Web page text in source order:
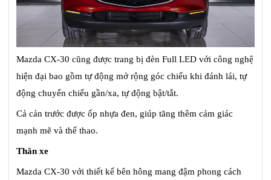
Mazda CX-30 cũng được trang bị đèn Full LED với công nghệ
hiện đại bao gồm tự động mở rộng góc chiếu khi đánh lái, tự
động chuyển chiếu gần/xa, tự động bật/tắt.
Cả cản trước được ốp nhựa đen, giúp tăng thêm cảm giác
mạnh mẽ và thể thao.
Thân xe
Mazda CX-30 với thiết kế bên hông mang đậm phong cách